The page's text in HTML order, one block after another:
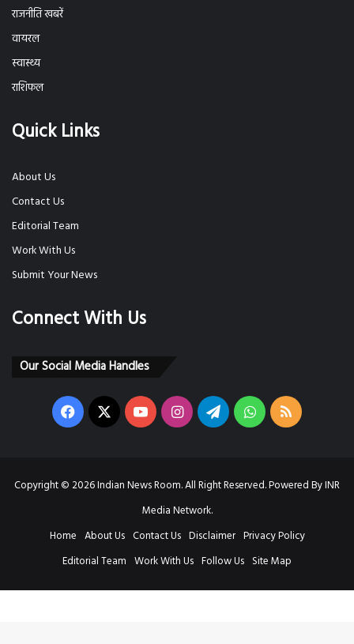
राजनीति खबरें
वायरल
स्वास्थ्य
राशिफल
Quick Links
About Us
Contact Us
Editorial Team
Work With Us
Submit Your News
Connect With Us
Our Social Media Handles
Facebook
X YouTubeInstagramTelegramWhatsApp
RSS
Copyright © 2026 Indian News Room. All Right Reserved. Powered By INR
Media Network.
Home About Us Contact Us Disclaimer Privacy Policy
Editorial Team Work With Us Follow Us Site Map